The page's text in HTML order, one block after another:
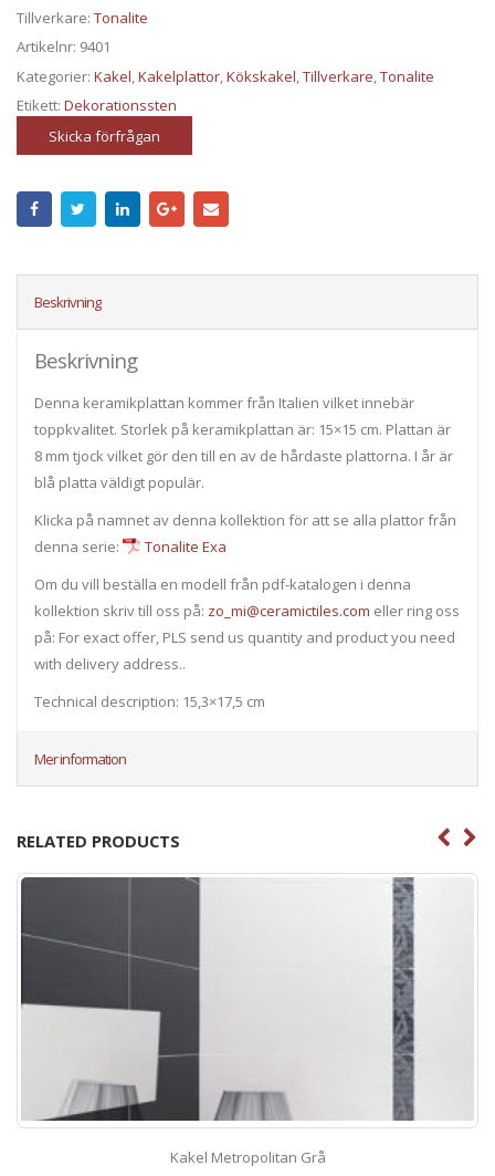
Tillverkare: Tonalite
Artikelnr: 9401
Kategorier: Kakel Kakelplattor Kökskakel Tillverkare Tonalite
Etikett: Dekorationssten
Skicka förfrågan
Beskrivning
Beskrivning
Denna keramikplattan kommer från Italien vilket innebär
toppkvalitet. Storlek på keramikplattan är: 15×15 cm. Plattan är
8 mm tjock vilket gör den till en av de hårdaste plattorna. I år är
blå platta väldigt populär.
Klicka på namnet av denna kollektion för att se alla plattor från
denna serie:
Tonalite Exa
Om du vill beställa en modell från pdf-katalogen i denna
kollektion skriv till oss på: zo_mi@ceramictiles.com eller ring oss
på: For exact offer, PLS send us quantity and product you need
with delivery address..
Technical description: 15,3×17,5 cm
Mer information
RELATED PRODUCTS
Kakel Metropolitan Grå